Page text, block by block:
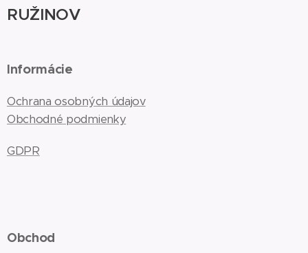
RUŽINOV
Informácie
Ochrana osobných údajov
Obchodné podmienky
GDPR
Obchod